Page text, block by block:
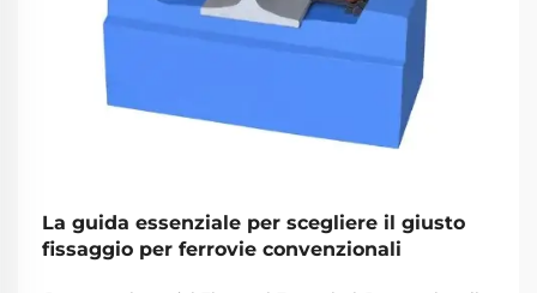
La guida essenziale per scegliere il giusto
fissaggio per ferrovie convenzionali